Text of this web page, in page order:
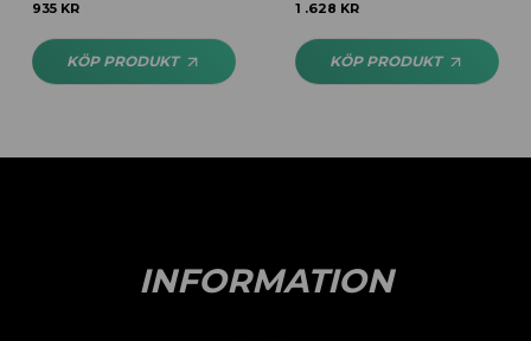
935 KR
KÖP PRODUKT
1 .628 KR
KÖP PRODUKT
INFORMATION